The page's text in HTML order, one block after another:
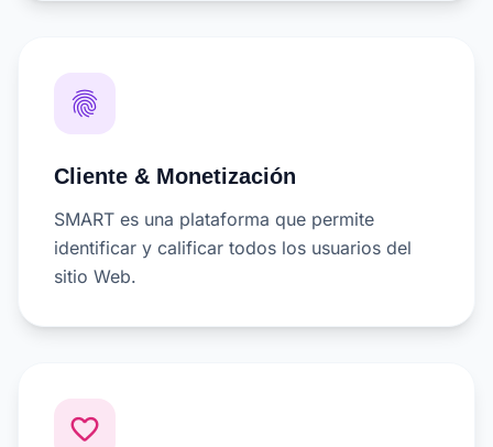
fingerprint
Cliente & Monetización
SMART es una plataforma que permite
identificar y calificar todos los usuarios del
sitio Web.
favorite_border